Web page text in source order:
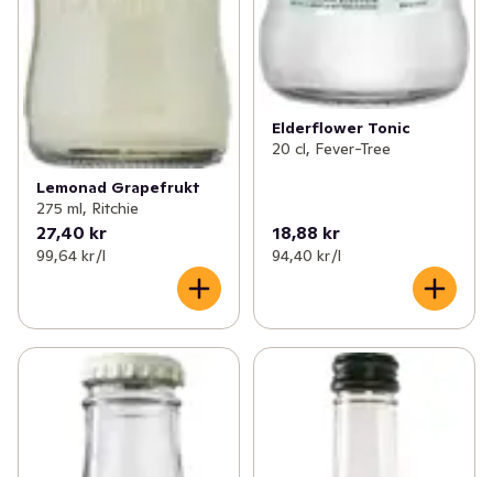
Lemonad Grapefrukt
275 ml, Ritchie
27,40 kr
99,64 kr /l
Elderflower Tonic
20 cl, Fever-Tree
18,88 kr
94,40 kr /l